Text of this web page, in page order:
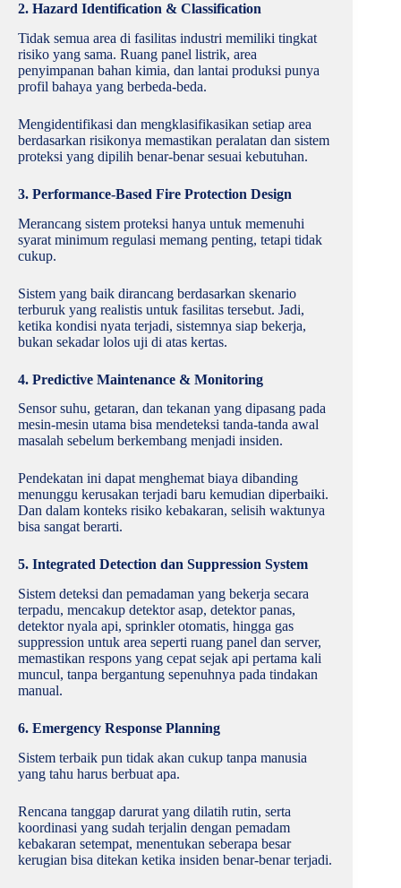
2. Hazard Identification & Classification
Tidak semua area di fasilitas industri memiliki tingkat
risiko yang sama. Ruang panel listrik, area
penyimpanan bahan kimia, dan lantai produksi punya
profil bahaya yang berbeda-beda.
Mengidentifikasi dan mengklasifikasikan setiap area
berdasarkan risikonya memastikan peralatan dan sistem
proteksi yang dipilih benar-benar sesuai kebutuhan.
3. Performance-Based Fire Protection Design
Merancang sistem proteksi hanya untuk memenuhi
syarat minimum regulasi memang penting, tetapi tidak
cukup.
Sistem yang baik dirancang berdasarkan skenario
terburuk yang realistis untuk fasilitas tersebut. Jadi,
ketika kondisi nyata terjadi, sistemnya siap bekerja,
bukan sekadar lolos uji di atas kertas.
4. Predictive Maintenance & Monitoring
Sensor suhu, getaran, dan tekanan yang dipasang pada
mesin-mesin utama bisa mendeteksi tanda-tanda awal
masalah sebelum berkembang menjadi insiden.
Pendekatan ini dapat menghemat biaya dibanding
menunggu kerusakan terjadi baru kemudian diperbaiki.
Dan dalam konteks risiko kebakaran, selisih waktunya
bisa sangat berarti.
5. Integrated Detection dan Suppression System
Sistem deteksi dan pemadaman yang bekerja secara
terpadu, mencakup detektor asap, detektor panas,
detektor nyala api, sprinkler otomatis, hingga gas
suppression untuk area seperti ruang panel dan server,
memastikan respons yang cepat sejak api pertama kali
muncul, tanpa bergantung sepenuhnya pada tindakan
manual.
6. Emergency Response Planning
Sistem terbaik pun tidak akan cukup tanpa manusia
yang tahu harus berbuat apa.
Rencana tanggap darurat yang dilatih rutin, serta
koordinasi yang sudah terjalin dengan pemadam
kebakaran setempat, menentukan seberapa besar
kerugian bisa ditekan ketika insiden benar-benar terjadi.